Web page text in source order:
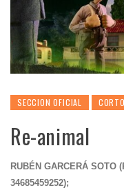
SECCION OFICIAL
Re-animal
RUBÉN GARCERÁ SOTO (
34685459252);